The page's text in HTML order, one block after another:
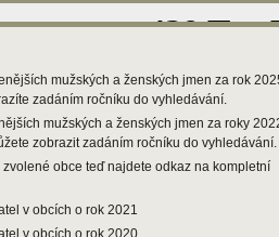
mužských a ženských jmen za rok
zadáním ročníku do vyhledávání.
mužských a ženských jmen za roky
zobrazit zadáním ročníku do vyhledávání.
obce teď najdete odkaz na kompletní
v obcích o rok 2021
v obcích o rok 2020